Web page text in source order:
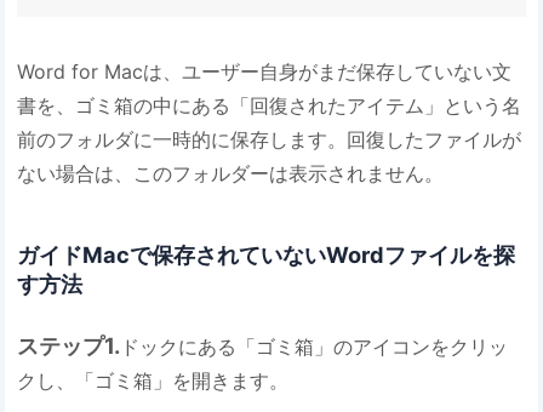
Word for Macは、ユーザー自身がまだ保存していない文
書を、ゴミ箱の中にある「回復されたアイテム」という名
前のフォルダに一時的に保存します。回復したファイルが
ない場合は、このフォルダーは表示されません。
ガイドMacで保存されていないWordファイルを探
す方法
ステップ1. ドックにある「ゴミ箱」のアイコンをクリッ
クし、「ゴミ箱」を開きます。